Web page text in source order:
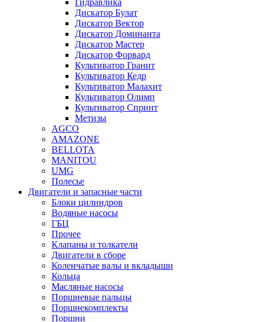
Гидравлика
Дискатор Булат
Дискатор Вектор
Дискатор Доминанта
Дискатор Мастер
Дискатор Форвард
Культиватор Гранит
Культиватор Кедр
Культиватор Малахит
Культиватор Олимп
Культиватор Спринт
Метизы
AGCO
AMAZONE
BELLOTA
MANITOU
UMG
Полесье
Двигатели и запасные части
Блоки цилиндров
Водяные насосы
ГБЦ
Прочее
Клапаны и толкатели
Двигатели в сборе
Коленчатые валы и вкладыши
Кольца
Масляные насосы
Поршневые пальцы
Поршнекомплекты
Поршни